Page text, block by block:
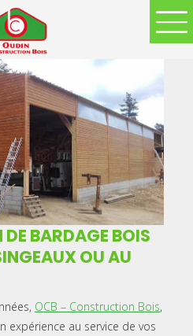
BARDAGE BOIS
OU AU
OCB – Construction Bois,
expérience au service de vos